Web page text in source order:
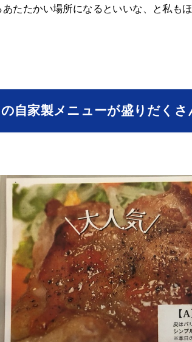
たたかい場所になるといいな、と私も
自家製メニューが盛りだくさ